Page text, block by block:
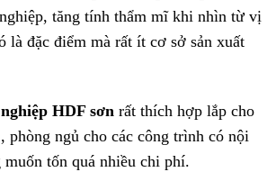
tăng tính thẩm mĩ khi nhìn từ vị
là đặc điểm mà rất ít cơ sở sản xuất
HDF sơn rất thích hợp lắp cho
phòng ngủ cho các công trình có nội
muốn tốn quá nhiều chi phí.